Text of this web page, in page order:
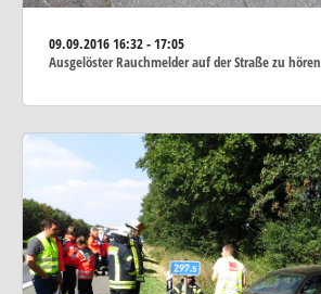
09.09.201616:32 - 17:05
Ausgelöster Rauchmelder auf der Straße zu hören